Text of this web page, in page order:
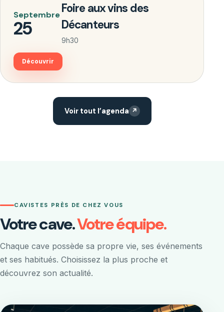
Septembre
25
Foire aux vins des
Décanteurs
9h30
Découvrir
Voir tout l’agenda ↗
CAVISTES PRÈS DE CHEZ VOUS
Votre cave.Votre équipe.
Chaque cave possède sa propre vie, ses événements
et ses habitués. Choisissez la plus proche et
découvrez son actualité.